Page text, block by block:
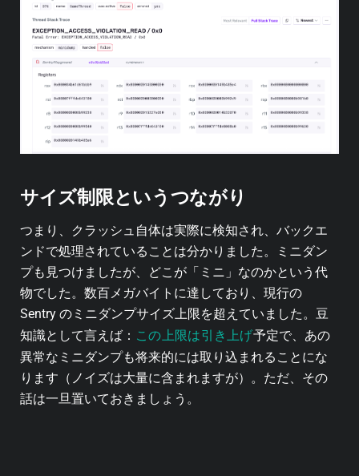
サイズ制限というつながり
つまり、クラッシュ自体は実際に検知され、バックエ
ンドで処理されていることは分かりました。ミニダン
プも見つけましたが、どこが「ミニ」なのかという代
物でした。数百メガバイトに達しており、現行の
Sentry のミニダンプサイズ上限を超えていました。豆
知識として言えば： この上限は引き上げ予定で、あの
異常なミニダンプも将来的には取り込まれることにな
ります（ノイズは大量に含まれますが）。ただ、その
話は一旦置いておきましょう。